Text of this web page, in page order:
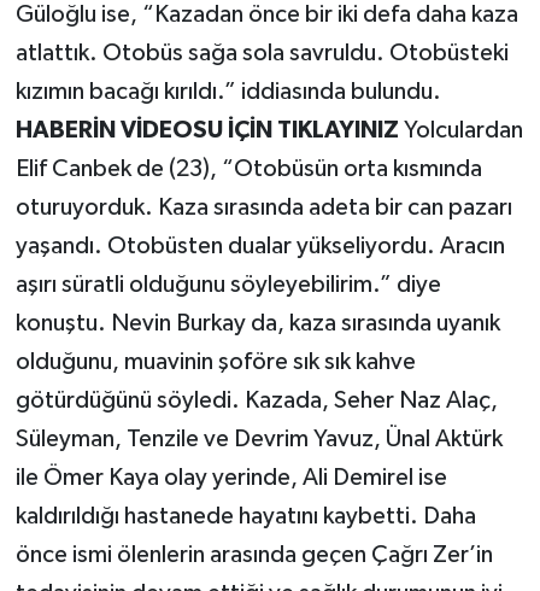
Güloğlu ise, “Kazadan önce bir iki defa daha kaza
atlattık. Otobüs sağa sola savruldu. Otobüsteki
kızımın bacağı kırıldı.” iddiasında bulundu.
HABERİN VİDEOSU İÇİN TIKLAYINIZ Yolculardan
Elif Canbek de (23), “Otobüsün orta kısmında
oturuyorduk. Kaza sırasında adeta bir can pazarı
yaşandı. Otobüsten dualar yükseliyordu. Aracın
aşırı süratli olduğunu söyleyebilirim.” diye
konuştu. Nevin Burkay da, kaza sırasında uyanık
olduğunu, muavinin şoföre sık sık kahve
götürdüğünü söyledi. Kazada, Seher Naz Alaç,
Süleyman, Tenzile ve Devrim Yavuz, Ünal Aktürk
ile Ömer Kaya olay yerinde, Ali Demirel ise
kaldırıldığı hastanede hayatını kaybetti. Daha
önce ismi ölenlerin arasında geçen Çağrı Zer’in